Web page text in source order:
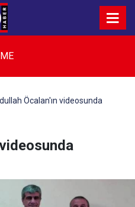
Dostu, Bir Diyarbakır
Öcalan'ın videosunda